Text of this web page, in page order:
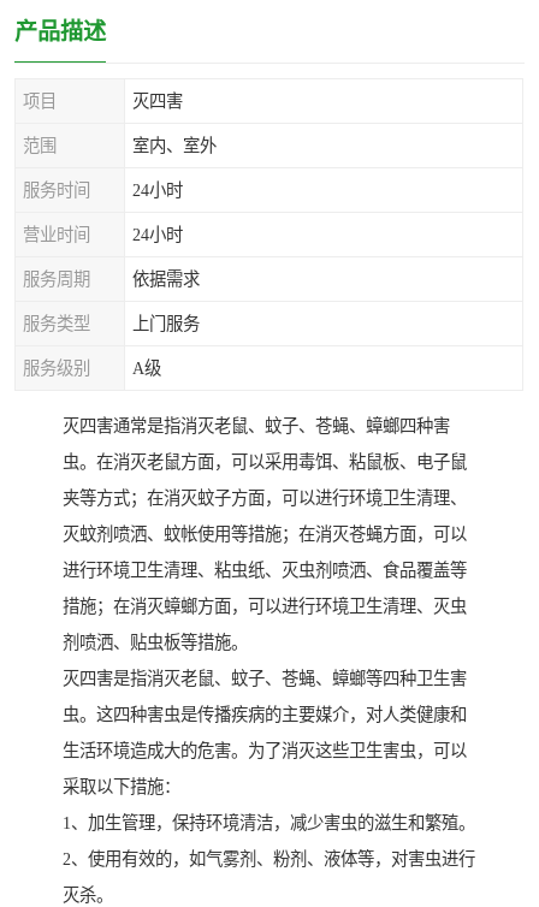
产品描述
项目 灭四害
范围 室内、室外
服务时间 24小时
营业时间 24小时
服务周期 依据需求
服务类型 上门服务
服务级别 A级
灭四害通常是指消灭老鼠、蚊子、苍蝇、蟑螂四种害
虫。在消灭老鼠方面，可以采用毒饵、粘鼠板、电子鼠
夹等方式；在消灭蚊子方面，可以进行环境卫生清理、
灭蚊剂喷洒、蚊帐使用等措施；在消灭苍蝇方面，可以
进行环境卫生清理、粘虫纸、灭虫剂喷洒、食品覆盖等
措施；在消灭蟑螂方面，可以进行环境卫生清理、灭虫
剂喷洒、贴虫板等措施。
灭四害是指消灭老鼠、蚊子、苍蝇、蟑螂等四种卫生害
虫。这四种害虫是传播疾病的主要媒介，对人类健康和
生活环境造成大的危害。为了消灭这些卫生害虫，可以
采取以下措施：
1、加生管理，保持环境清洁，减少害虫的滋生和繁殖。
2、使用有效的，如气雾剂、粉剂、液体等，对害虫进行
灭杀。